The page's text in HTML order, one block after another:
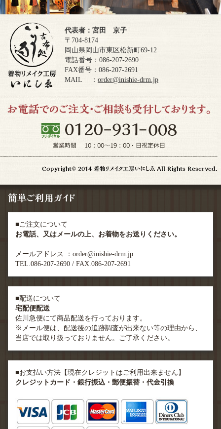
代表者：宮田 京子
〒704-8174
岡山県岡山市東区松新町69-12
電話番号：086-207-2690
FAX番号：086-207-2691
MAIL ： order@inishie-drm.jp
■ご注文について
お電話、又はメールの上、お着物をお送りください。
メールアドレス ：order@inishie-drm.jp
TEL.086-207-2690 / FAX.086-207-2691
■配送について
宅配便配送
佐川急便にて商品配送を行っております。
※メール便は、配送後の追跡調査が出来ない等の理由から、
当店では取り扱っておりません。ご了承ください。
■お支払い方法【現在クレジットはご利用出来ません】
クレジットカード・銀行振込・郵便振替・代金引換